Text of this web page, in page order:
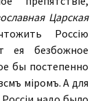
Царская
Россію
ея безбожное
бы постепенно
міромъ. А для